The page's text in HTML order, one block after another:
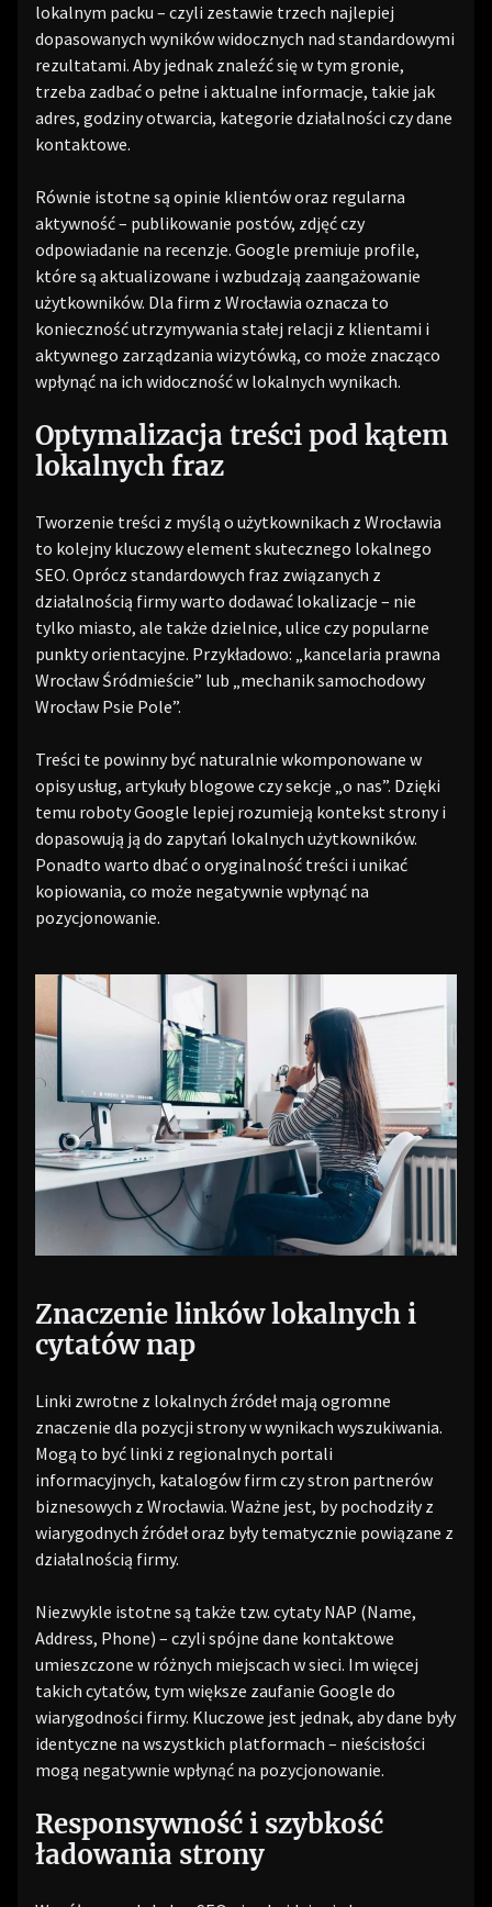
lokalnym packu – czyli zestawie trzech najlepiej
dopasowanych wyników widocznych nad standardowymi
rezultatami. Aby jednak znaleźć się w tym gronie,
trzeba zadbać o pełne i aktualne informacje, takie jak
adres, godziny otwarcia, kategorie działalności czy dane
kontaktowe.
Równie istotne są opinie klientów oraz regularna
aktywność – publikowanie postów, zdjęć czy
odpowiadanie na recenzje. Google premiuje profile,
które są aktualizowane i wzbudzają zaangażowanie
użytkowników. Dla firm z Wrocławia oznacza to
konieczność utrzymywania stałej relacji z klientami i
aktywnego zarządzania wizytówką, co może znacząco
wpłynąć na ich widoczność w lokalnych wynikach.
Optymalizacja treści pod kątem
lokalnych fraz
Tworzenie treści z myślą o użytkownikach z Wrocławia
to kolejny kluczowy element skutecznego lokalnego
SEO. Oprócz standardowych fraz związanych z
działalnością firmy warto dodawać lokalizacje – nie
tylko miasto, ale także dzielnice, ulice czy popularne
punkty orientacyjne. Przykładowo: „kancelaria prawna
Wrocław Śródmieście” lub „mechanik samochodowy
Wrocław Psie Pole”.
Treści te powinny być naturalnie wkomponowane w
opisy usług, artykuły blogowe czy sekcje „o nas”. Dzięki
temu roboty Google lepiej rozumieją kontekst strony i
dopasowują ją do zapytań lokalnych użytkowników.
Ponadto warto dbać o oryginalność treści i unikać
kopiowania, co może negatywnie wpłynąć na
pozycjonowanie.
Znaczenie linków lokalnych i
cytatów nap
Linki zwrotne z lokalnych źródeł mają ogromne
znaczenie dla pozycji strony w wynikach wyszukiwania.
Mogą to być linki z regionalnych portali
informacyjnych, katalogów firm czy stron partnerów
biznesowych z Wrocławia. Ważne jest, by pochodziły z
wiarygodnych źródeł oraz były tematycznie powiązane z
działalnością firmy.
Niezwykle istotne są także tzw. cytaty NAP (Name,
Address, Phone) – czyli spójne dane kontaktowe
umieszczone w różnych miejscach w sieci. Im więcej
takich cytatów, tym większe zaufanie Google do
wiarygodności firmy. Kluczowe jest jednak, aby dane były
identyczne na wszystkich platformach – nieścisłości
mogą negatywnie wpłynąć na pozycjonowanie.
Responsywność i szybkość
ładowania strony